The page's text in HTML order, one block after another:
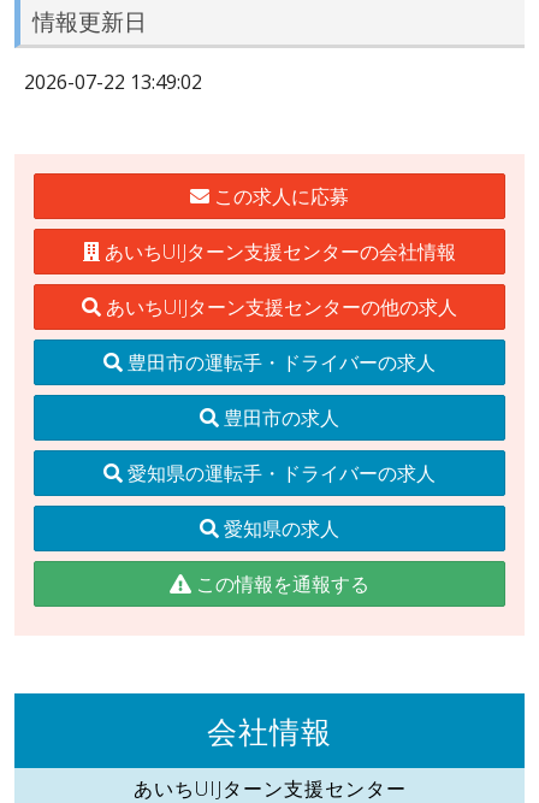
情報更新日
2026-07-22 13:49:02
この求人に応募
あいちUIJターン支援センターの会社情報
あいちUIJターン支援センターの他の求人
豊田市の運転手・ドライバーの求人
豊田市の求人
愛知県の運転手・ドライバーの求人
愛知県の求人
この情報を通報する
会社情報
あいちUIJターン支援センター